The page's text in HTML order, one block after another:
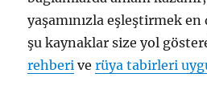
yaşamınızla eşleştirmek en
şu kaynaklar size yol
rehberi verüya tabirleri